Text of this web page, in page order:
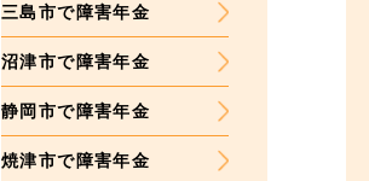
三島市で障害年金
沼津市で障害年金
静岡市で障害年金
焼津市で障害年金